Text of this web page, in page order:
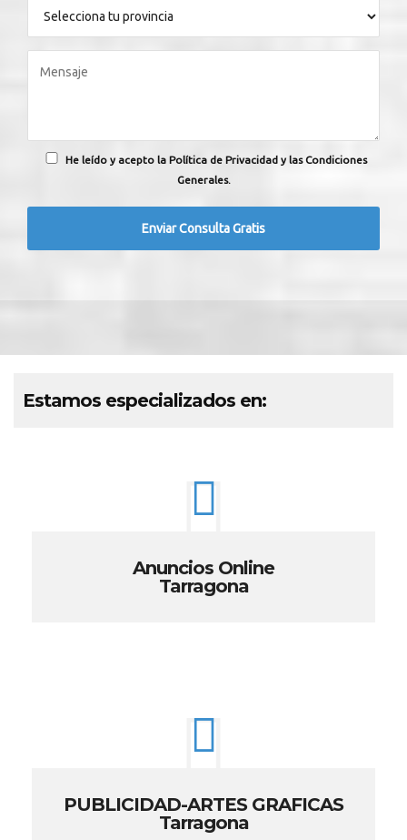
He leído y acepto la Política de Privacidad y las Condiciones
Generales.
Estamos especializados en:
Anuncios Online
Tarragona
PUBLICIDAD-ARTES GRAFICAS
Tarragona